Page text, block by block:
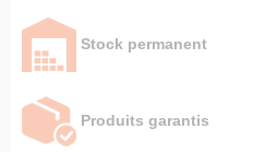
Stock permanent
Produits garantis